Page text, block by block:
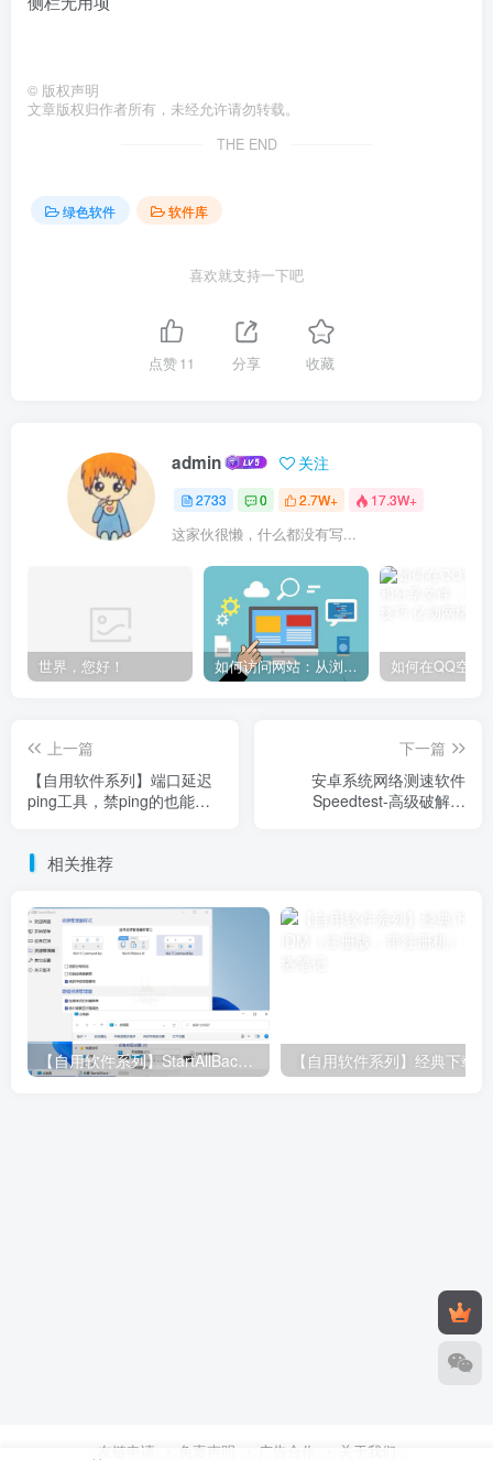
© 版权声明
文章版权归作者所有，未经允许请勿转载。
THE END
绿色软件 软件库
喜欢就支持一下吧
点赞11 分享 收藏
admin 关注
2733 0 2.7W+ 17.3W+
这家伙很懒，什么都没有写...
世界，您好！ 如何访问网站：从浏览器输入到页面加载的完整步骤详解
上一篇
【自用软件系列】端口延迟
ping工具，禁ping的也能
下一篇
安卓系统网络测速软件
Speedtest-高级破解版
相关推荐
【自用软件系列】StartAllBack 绿色破解版 （更新至3.9.22.5362）
友链申请 免责声明 广告合作 关于我们